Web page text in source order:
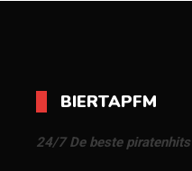
BIERTAPFM
24/7 De beste